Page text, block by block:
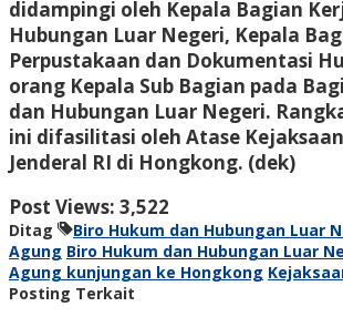
didampingi oleh Kepala Bagian
Hubungan Luar Negeri, Kepala
Perpustakaan dan Dokumentasi
orang Kepala Sub Bagian pada
dan Hubungan Luar Negeri.
ini difasilitasi oleh Atase
Jenderal RI di Hongkong. (dek)
Post Views: 3,522
Ditag
Biro Hukum dan Hubungan Luar
Agung Biro Hukum dan Hubungan Luar
Agung kunjungan ke Hongkong
Posting Terkait